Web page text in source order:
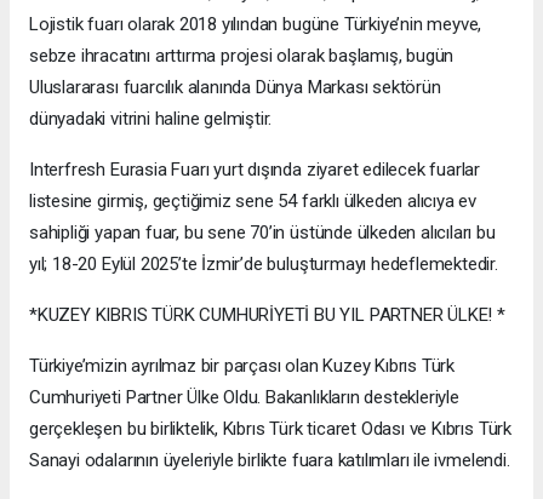
Lojistik fuarı olarak 2018 yılından bugüne Türkiye’nin meyve,
sebze ihracatını arttırma projesi olarak başlamış, bugün
Uluslararası fuarcılık alanında Dünya Markası sektörün
dünyadaki vitrini haline gelmiştir.
Interfresh Eurasia Fuarı yurt dışında ziyaret edilecek fuarlar
listesine girmiş, geçtiğimiz sene 54 farklı ülkeden alıcıya ev
sahipliği yapan fuar, bu sene 70’in üstünde ülkeden alıcıları bu
yıl; 18-20 Eylül 2025’te İzmir’de buluşturmayı hedeflemektedir.
*KUZEY KIBRIS TÜRK CUMHURİYETİ BU YIL PARTNER ÜLKE! *
Türkiye’mizin ayrılmaz bir parçası olan Kuzey Kıbrıs Türk
Cumhuriyeti Partner Ülke Oldu. Bakanlıkların destekleriyle
gerçekleşen bu birliktelik, Kıbrıs Türk ticaret Odası ve Kıbrıs Türk
Sanayi odalarının üyeleriyle birlikte fuara katılımları ile ivmelendi.